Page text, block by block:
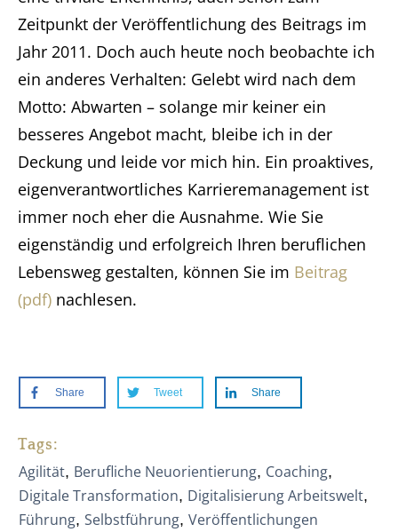
Zeitpunkt der Veröffentlichung des Beitrags im
Jahr 2011. Doch auch heute noch beobachte ich
ein anderes Verhalten: Gelebt wird nach dem
Motto: Abwarten – solange mir keiner ein
besseres Angebot macht, bleibe ich in der
Deckung und leide vor mich hin. Ein proaktives,
eigenverantwortliches Karrieremanagement ist
immer noch eher die Ausnahme. Wie Sie
eigenständig und erfolgreich Ihren beruflichen
Lebensweg gestalten, können Sie im Beitrag
(pdf) nachlesen.
Share Tweet Share
Tags:
Agilität, Berufliche Neuorientierung, Coaching,
Digitale Transformation, Digitalisierung Arbeitswelt,
Führung, Selbstführung, Veröffentlichungen